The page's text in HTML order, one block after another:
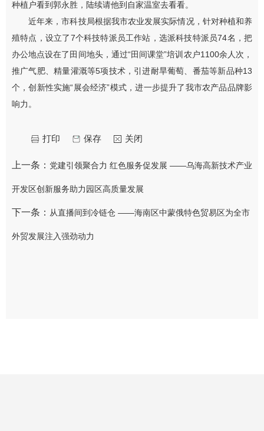
种植户看到郭永胜，陆续请他到自家温室去看看。
近年来，市科技局根据我市农业发展实际情况，针对种植和养
殖特点，设立了7个科技特派员工作站，选派科技特派员74名，把
办公地点设在了田间地头，通过“田间课堂”培训农户1100余人次，
推广气肥、精量灌溉等5项技术，引进耐旱葡萄、番茄等新品种13
个，创新性实施“展会经济”模式，进一步提升了我市农产品品牌影
响力。
关闭
保存
打印
上一条： 党建引领聚合力 红色服务促发展 ——乌海高新技术产业
开发区创新服务助力园区高质量发展
下一条： 从直播间到冷链仓 ——海南区中蒙俄特色贸易区为全市
外贸发展注入强劲动力